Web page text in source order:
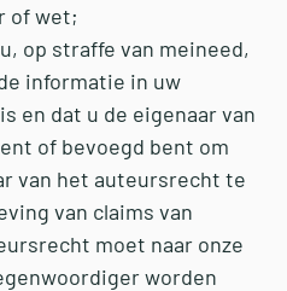
of wet;
op straffe van meineed,
informatie in uw
en dat u de eigenaar van
of bevoegd bent om
van het auteursrecht te
van claims van
moet naar onze
worden